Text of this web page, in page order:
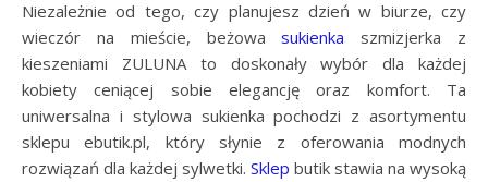
Niezależnie od tego, czy planujesz dzień w biurze, czy
wieczór na mieście, beżowasukienka szmizjerka z
kieszeniami ZULUNA to doskonały wybór dla każdej
kobiety ceniącej sobie elegancję oraz komfort. Ta
uniwersalna i stylowa sukienka pochodzi z asortymentu
sklepu ebutik.pl, który słynie z oferowania modnych
rozwiązań dla każdej sylwetki. Sklep butik stawia na wysoką